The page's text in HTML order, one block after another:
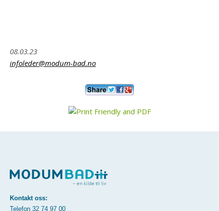
08.03.23
infoleder@modum-bad.no
Kontakt oss:
Telefon 32 74 97 00